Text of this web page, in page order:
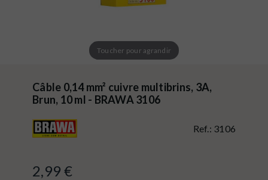
Toucher pour agrandir
Câble 0,14 mm² cuivre multibrins, 3A,
Brun, 10 ml - BRAWA 3106
Ref.: 3106
2,99 €